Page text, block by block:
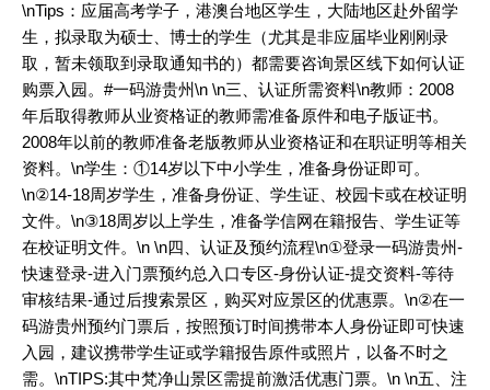
\nTips：应届高考学子，港澳台地区学生，大陆地区赴外留学
生，拟录取为硕士、博士的学生（尤其是非应届毕业刚刚录
取，暂未领取到录取通知书的）都需要咨询景区线下如何认证
购票入园。 #一码游贵州\n \n三、认证所需资料\n教师：2008
年后取得教师从业资格证的教师需准备原件和电子版证书。
2008年以前的教师准备老版教师从业资格证和在职证明等相关
资料。\n学生：①14岁以下中小学生，准备身份证即可。
\n②14-18周岁学生，准备身份证、学生证、校园卡或在校证明
文件。\n③18周岁以上学生，准备学信网在籍报告、学生证等
在校证明文件。\n \n四、认证及预约流程\n①登录一码游贵州-
快速登录-进入门票预约总入口专区-身份认证-提交资料-等待
审核结果-通过后搜索景区，购买对应景区的优惠票。\n②在一
码游贵州预约门票后，按照预订时间携带本人身份证即可快速
入园，建议携带学生证或学籍报告原件或照片，以备不时之
需。\nTIPS:其中梵净山景区需提前激活优惠门票。\n \n五、注